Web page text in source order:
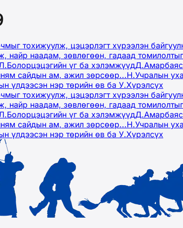
тохижуулж, цэцэрлэгт хүрээлэн
найр наадам, зөвлөгөөн, гадаад
үг ба хэлэмжүүд
сайдын ам, ажил зөрсөөр...Н.Учралын
үлдээсэн нэр төрийн өв ба У.Хүрэлсүх
тохижуулж, цэцэрлэгт хүрээлэн
найр наадам, зөвлөгөөн, гадаад
үг ба хэлэмжүүд
сайдын ам, ажил зөрсөөр...Н.Учралын
үлдээсэн нэр төрийн өв ба У.Хүрэлсүх